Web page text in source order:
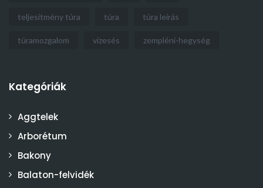
teljesítmény túra túra túra leírás
túramozgalom vízesés zempléni-hegység
Kategóriák
Aggtelek
Arborétum
Bakony
Balaton-felvidék